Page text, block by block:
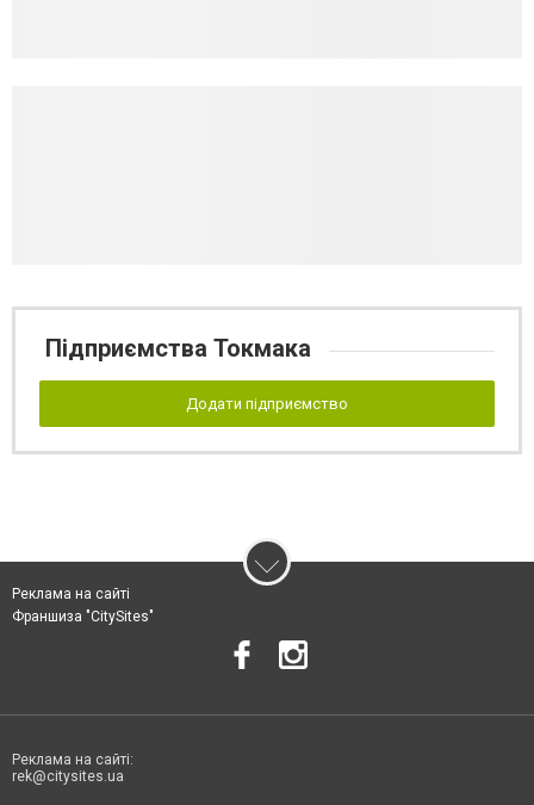
Підприємства Токмака
Додати підприємство
Реклама на сайті
Франшиза "CitySites"
Реклама на сайті:
rek@citysites.ua